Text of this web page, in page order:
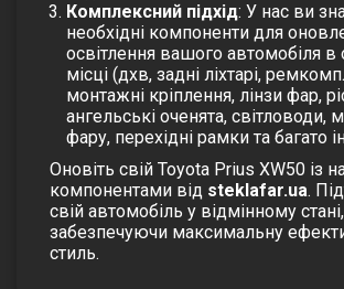
Комплексний підхід: У нас ви
необхідні компоненти для
освітлення вашого автомобіля
місці (дхв, задні ліхтарі,
монтажні кріплення, лінзи фар,
ангельські оченята, світловоди,
фару, перехідні рамки та багато
Оновіть свій Toyota Prius XW50 із
компонентами від steklafar.ua.
свій автомобіль у відмінному стані,
забезпечуючи максимальну
стиль.